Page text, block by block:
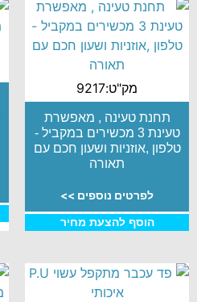
מק"ט:9217
תחנת טעינה , מאפשרת
טעינת 3 מכשירים במקביל -
טלפון ,אוזניות ושעון חכם עם
תאורה
לפרטים נוספים >>
הוסף להצעת מחיר